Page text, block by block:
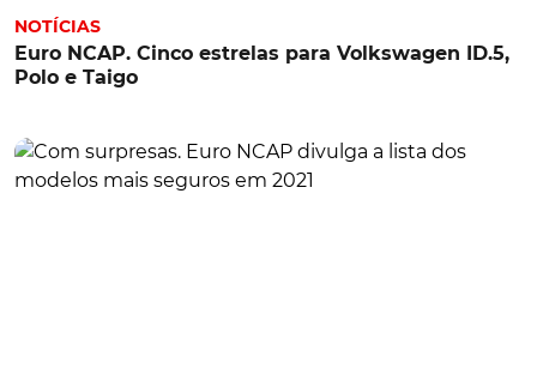
NOTÍCIAS
Euro NCAP. Cinco estrelas para Volkswagen ID.5,
Polo e Taigo